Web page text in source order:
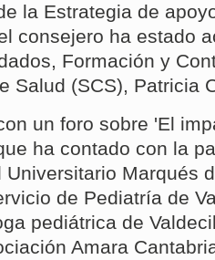
la Estrategia de
consejero ha estado
Formación y
Salud (SCS), Patricia
un foro sobre 'El
ha contado con la
Marqués
de Pediatría de
pediátrica de
Amara